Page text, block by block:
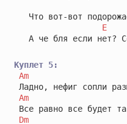
Что вот-вот
E
А че бля если нет?
Куплет 5:
Am
Ладно, нефиг сопли
Am
Все равно все будет
Dm